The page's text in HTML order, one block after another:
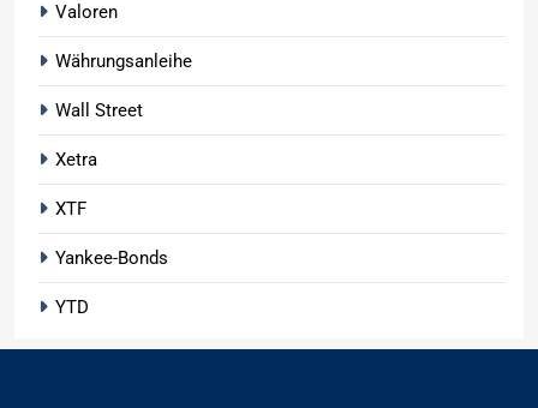
Valoren
Währungsanleihe
Wall Street
Xetra
XTF
Yankee-Bonds
YTD